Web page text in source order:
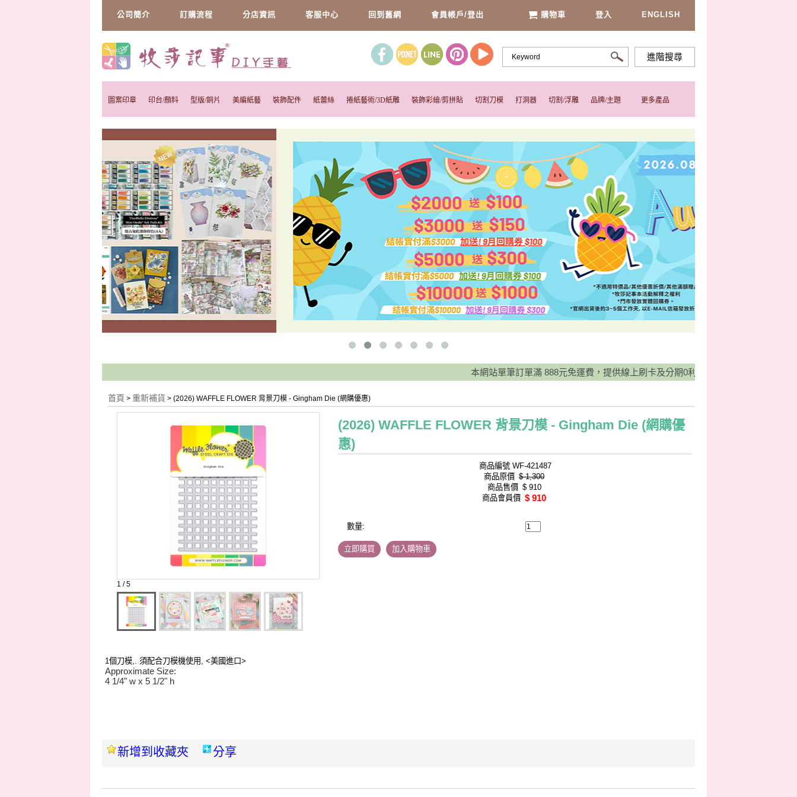
公司簡介 訂購流程 分店資訊 客服中心 回到舊網 會員帳戶/登出 購物車 登入 ENGLISH
進階搜尋
圖案印章 印台/顏料 型版/銅片 美編紙藝 裝飾配件 紙蕾絲 捲紙藝術/3D紙雕 裝飾彩繪/剪拼貼 切割刀模 打洞器 切割/浮雕 品牌/主題 更多產品
本網站單筆訂單滿 888元免運費，提供線上刷卡及分期0利率服務，並有宅配貨到付
首頁 > 重新補貨 > (2026) WAFFLE FLOWER 背景刀模 - Gingham Die (網購優惠)
1 / 5
(2026) WAFFLE FLOWER 背景刀模 - Gingham Die (網購優
惠)
商品編號 WF-421487
商品原價 $ 1,300
商品售價 $ 910
商品會員價 $ 910
數量:
立即購買 加入購物車
1個刀模,. 須配合刀模機使用, <美國進口>
Approximate Size:
4 1/4" w x 5 1/2" h
新增到收藏夾 分享